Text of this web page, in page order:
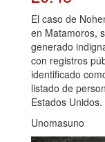
El caso de
en Matamoros,
generado
con registros
identificado
listado de
Estados
Unomasuno